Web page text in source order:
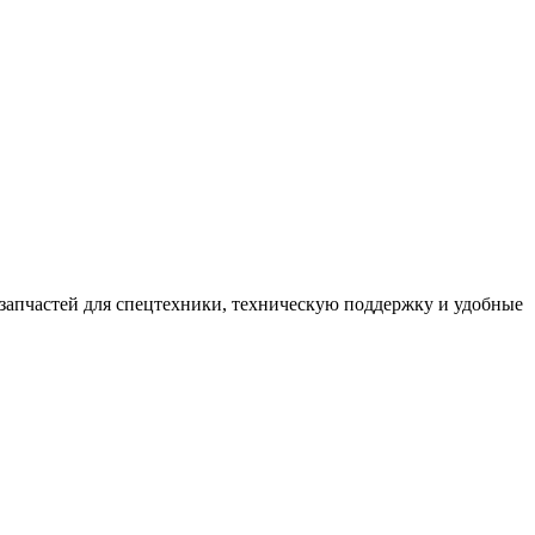
для спецтехники, техническую поддержку и удобные